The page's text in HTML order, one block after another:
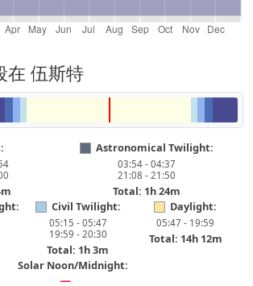
在 伍斯特
Astronomical Twilight:
03:54 - 04:37
21:08 - 21:50
Total: 1h 24m
Civil Twilight:
05:15 - 05:47
19:59 - 20:30
Total: 1h 3m
Daylight:
05:47 - 19:59
Total: 14h 12m
Solar Noon/Midnight:
━